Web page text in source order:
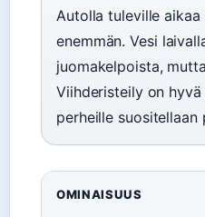
Autolla tuleville
enemmän. Vesi
juomakelpoista,
Viihderisteily on
perheille suositellaan
OMINAISUUS